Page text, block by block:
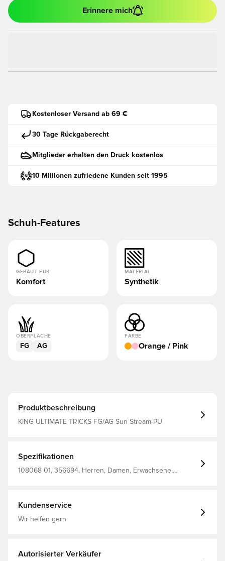
Erinnere mich
Kostenloser Versand ab 69 €
30 Tage Rückgaberecht
Mitglieder erhalten den Druck kostenlos
10 Millionen zufriedene Kunden seit 1995
Schuh-Features
GEBAUT FÜR
Komfort
MATERIAL
Synthetik
OBERFLÄCHE
FG AG
FARBE
Orange / Pink
Produktbeschreibung
KING ULTIMATE TRICKS FG/AG Sun Stream-PU
Spezifikationen
108068 01, 356694, Herren, Damen, Erwachsene,
Insole: Textile; Outsole: Synthetic, Orange, Pink
Kundenservice
Wir helfen gern
Autorisierter Verkäufer